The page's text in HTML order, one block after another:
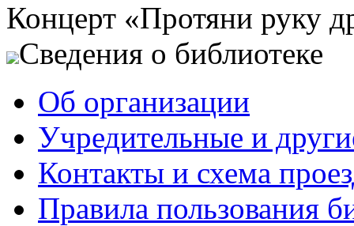
Концерт «Протяни руку
Сведения о библиотеке
Об организации
Учредительные и
Контакты и схема
Правила пользования